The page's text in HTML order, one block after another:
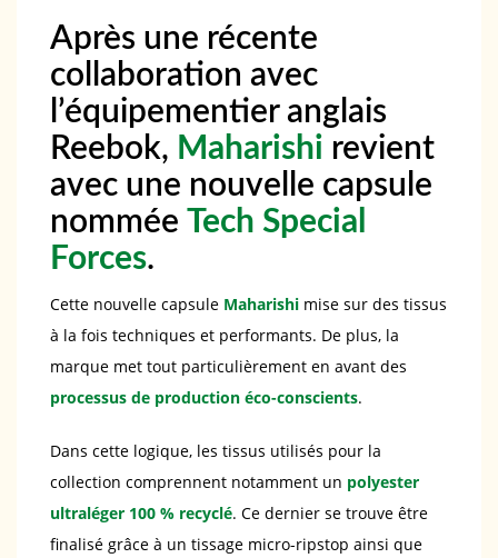
Après une récente
collaboration avec
l’équipementier anglais
Reebok, Maharishi revient
avec une nouvelle capsule
nommée Tech Special
Forces.
Cette nouvelle capsule Maharishi mise sur des tissus
à la fois techniques et performants. De plus, la
marque met tout particulièrement en avant des
processus de production éco-conscients.
Dans cette logique, les tissus utilisés pour la
collection comprennent notamment un polyester
ultraléger 100 % recyclé. Ce dernier se trouve être
finalisé grâce à un tissage micro-ripstop ainsi que